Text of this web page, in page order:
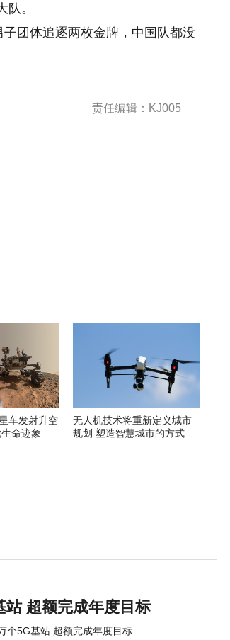
。
子团体追逐两枚金牌，中国队都没
责任编辑：KJ005
车发射升空
命迹象
无人机技术将重新定义城市
规划 塑造智慧城市的方式
站 超额完成年度目标
个5G基站 超额完成年度目标